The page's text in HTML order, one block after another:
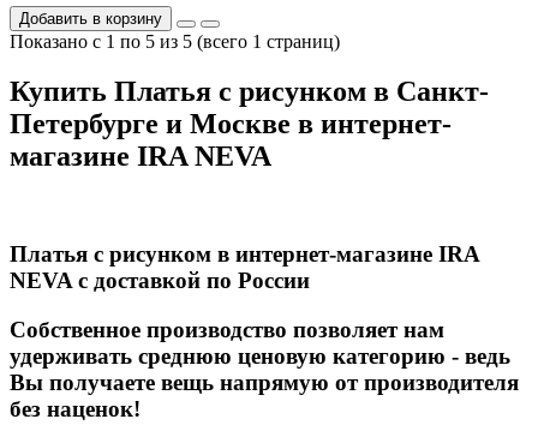
Добавить в корзину
Показано с 1 по 5 из 5 (всего 1 страниц)
Купить Платья с рисунком в Санкт-
Петербурге и Москве в интернет-
магазине IRA NEVA
Платья с рисунком в интернет-магазине IRA
NEVA с доставкой по России
Собственное производство позволяет нам
удерживать среднюю ценовую категорию - ведь
Вы получаете вещь напрямую от производителя
без наценок!